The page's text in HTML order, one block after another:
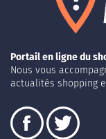
Portail en ligne du
Nous vous
actualités shopping